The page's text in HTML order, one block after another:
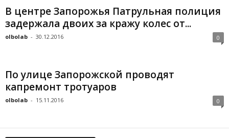
В центре Запорожья Патрульная полиция
задержала двоих за кражу колес от...
olbolab - 30.12.2016 0
По улице Запорожской проводят
капремонт тротуаров
olbolab - 15.11.2016 0